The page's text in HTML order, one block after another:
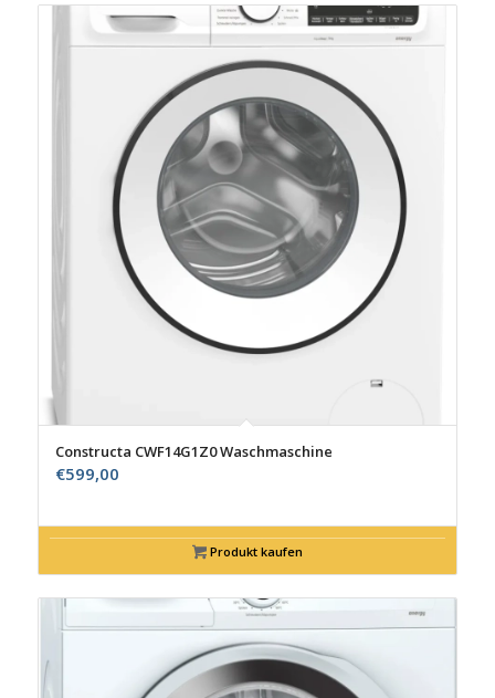
Constructa CWF14G1Z0 Waschmaschine
€599,00
Produkt kaufen